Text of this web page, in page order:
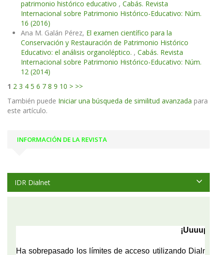
patrimonio histórico educativo , Cabás. Revista
Internacional sobre Patrimonio Histórico-Educativo: Núm.
16 (2016)
Ana M. Galán Pérez, El examen científico para la
Conservación y Restauración de Patrimonio Histórico
Educativo: el análisis organoléptico. , Cabás. Revista
Internacional sobre Patrimonio Histórico-Educativo: Núm.
12 (2014)
1 2 3 4 5 6 7 8 9 10 > >>
También puede Iniciar una búsqueda de similitud avanzada para
este artículo.
INFORMACIÓN DE LA REVISTA
IDR Dialnet